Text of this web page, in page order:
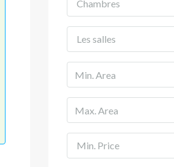
Chambres
Les salles
Min. Price